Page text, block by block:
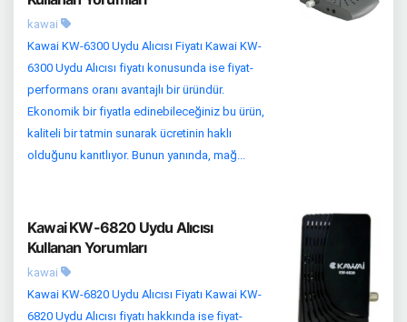
kawai
Kawai KW-6300 Uydu Alıcısı Fiyatı Kawai KW-
6300 Uydu Alıcısı fiyatı konusunda ise fiyat-
performans oranı avantajlı bir üründür.
Ekonomik bir fiyatla edinebileceğiniz bu ürün,
kaliteli bir tatmin sunarak ücretinin haklı
olduğunu kanıtlıyor. Bunun yanında, mağ...
Kawai KW-6820 Uydu Alıcısı
Kullanan Yorumları
kawai
Kawai KW-6820 Uydu Alıcısı Fiyatı Kawai KW-
6820 Uydu Alıcısı fiyatı hakkında ise fiyat-